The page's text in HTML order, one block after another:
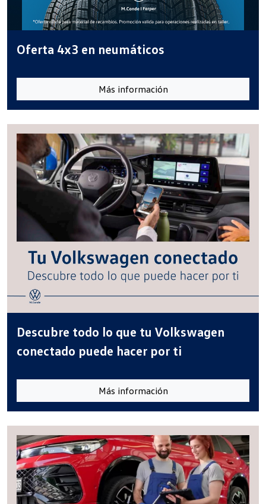
Oferta 4x3 en neumáticos
Más información
Descubre todo lo que tu Volkswagen
conectado puede hacer por ti
Más información